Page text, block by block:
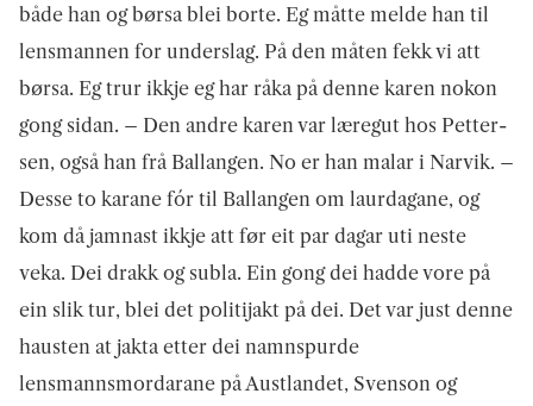
både han og børsa blei borte. Eg måtte melde han til
lensmannen for underslag. På den måten fekk vi att
børsa. Eg trur ikkje eg har råka på denne karen nokon
gong sidan. – Den andre karen var læregut hos Petter­
sen, også han frå Ballangen. No er han malar i Narvik. –
Desse to karane fór til Ballangen om laurdagane, og
kom då jamnast ikkje att før eit par dagar uti neste
veka. Dei drakk og subla. Ein gong dei hadde vore på
ein slik tur, blei det politijakt på dei. Det var just denne
hausten at jakta etter dei namnspurde
lensmannsmordarane på Austlandet, Svenson og